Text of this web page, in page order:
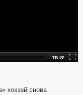
хоккей снова